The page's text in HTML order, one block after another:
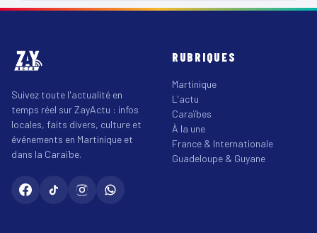
Suivez toute l'actualité en
temps réel sur ZayActu : infos
locales, faits divers, culture et
événements en Martinique et
dans la Caraïbe.
RUBRIQUES
Martinique
L'actu
Caraïbes
À la une
France & Internationale
Guadeloupe & Guyane